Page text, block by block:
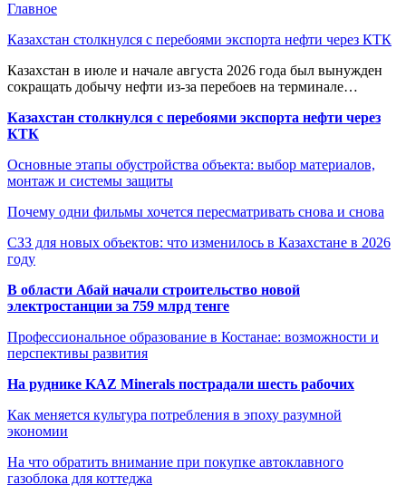
Главное
Казахстан столкнулся с перебоями экспорта нефти через КТК
Казахстан в июле и начале августа 2026 года был вынужден
сокращать добычу нефти из-за перебоев на терминале…
Казахстан столкнулся с перебоями экспорта нефти через
КТК
Основные этапы обустройства объекта: выбор материалов,
монтаж и системы защиты
Почему одни фильмы хочется пересматривать снова и снова
СЗЗ для новых объектов: что изменилось в Казахстане в 2026
году
В области Абай начали строительство новой
электростанции за 759 млрд тенге
Профессиональное образование в Костанае: возможности и
перспективы развития
На руднике KAZ Minerals пострадали шесть рабочих
Как меняется культура потребления в эпоху разумной
экономии
На что обратить внимание при покупке автоклавного
газоблока для коттеджа